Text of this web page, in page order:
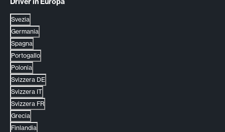
Svezia
Germania
Spagna
Portogallo
Polonia
Svizzera DE
Svizzera IT
Svizzera FR
Grecia
Finlandia